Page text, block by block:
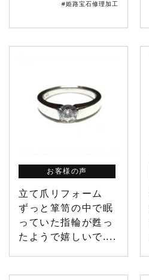
#姫路宝石修理加工
お客様の声
立て爪リフォーム
ずっと箪笥の中で眠
っていた指輪が甦っ
たようで嬉しいで....